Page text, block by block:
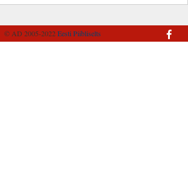
© AD 2005-2022Eesti Piibliselts